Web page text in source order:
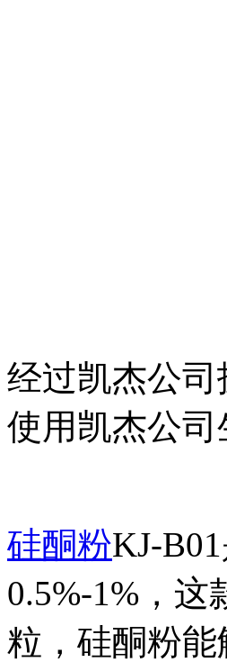
经过凯杰公
使用凯杰公司
硅酮粉KJ-B01
0.5%-1% ，这
粒，硅酮粉